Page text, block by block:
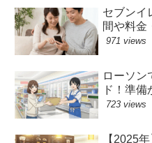
セブンイ
間や料金
971 views
ローソン
ド！準備
723 views
【2025